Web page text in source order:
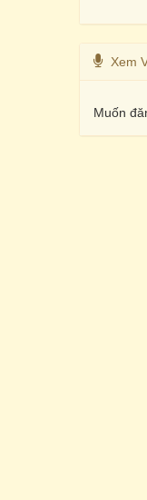
Xem
Muốn